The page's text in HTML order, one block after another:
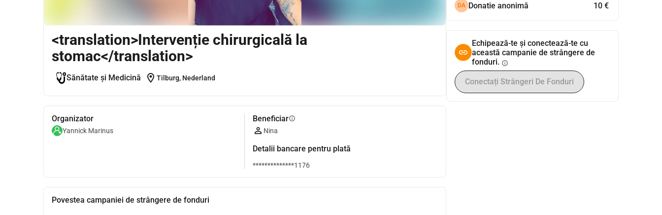
<translation>Intervenție chirurgicală la
stomac</translation>
Sănătate și Medicină location_on Tilburg, Nederland
Organizator
Yannick Marinus
Beneficiarinfo
Nina
Detalii bancare pentru plată
**************1176
Povestea campaniei de strângere de fonduri
DA Donatie anonimă 10 €
Echipează-te și conectează-te cu
această campanie de strângere de
fonduri. info
Conectați Strângeri De Fonduri